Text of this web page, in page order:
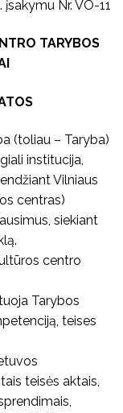
Nr. VO-11
TARYBOS
(toliau – Taryba)
institucija,
Vilniaus
centras)
siekiant
centro
Tarybos
teises
teisės aktais,